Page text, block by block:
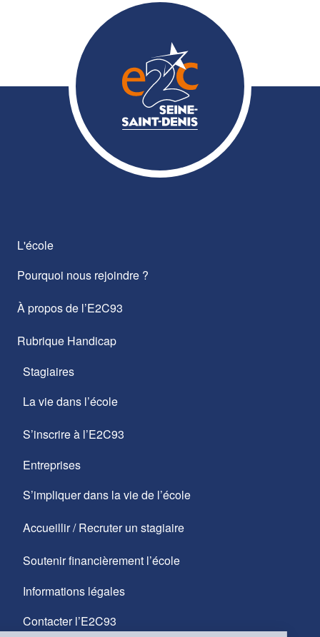
L'école
Pourquoi nous rejoindre ?
À propos de l’E2C93
Rubrique Handicap
Stagiaires
La vie dans l’école
S’inscrire à l’E2C93
Entreprises
S’impliquer dans la vie de l’école
Accueillir / Recruter un stagiaire
Soutenir financièrement l’école
Informations légales
Contacter l’E2C93